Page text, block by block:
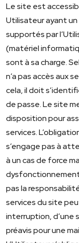
Le site est
Utilisateur ayant un
supportés par
(matériel
sont à sa charge.
n’a pas accès aux
cela, il doit
de passe. Le site
disposition pour
services.
s’engage pas à
à un cas de force
dysfonctionnement
pas la
services du site
interruption, d’une
préavis pour une